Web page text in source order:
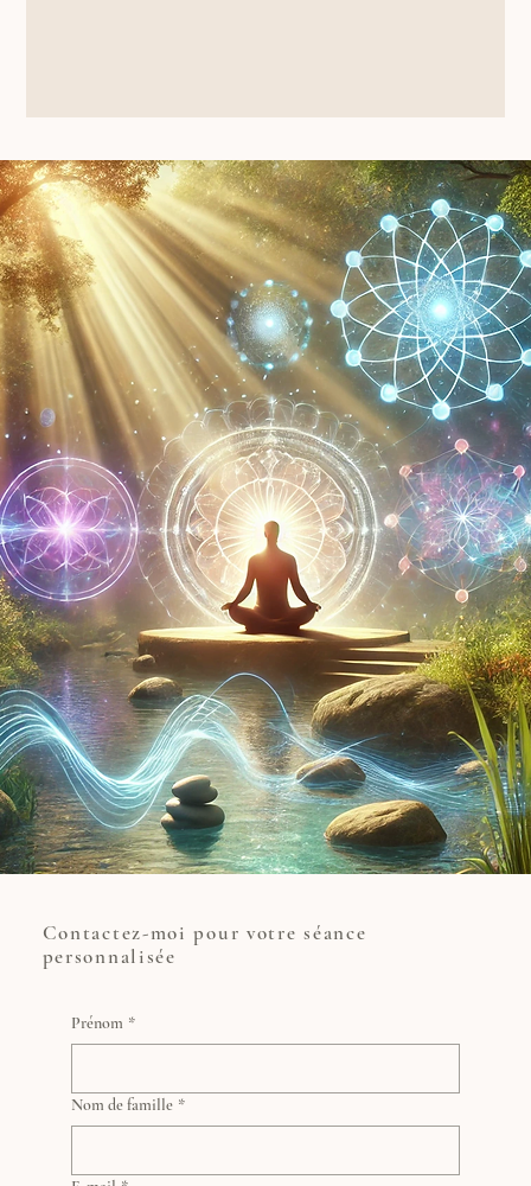
Contactez-moi pour votre séance
personnalisée
Provence ou en téléconsultation.
Prénom *
Nom de famille *